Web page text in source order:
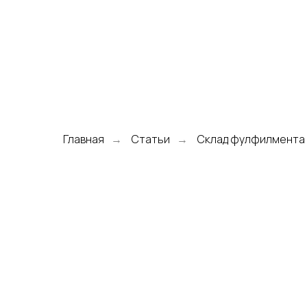
Главная → Статьи → Склад фулфилмента